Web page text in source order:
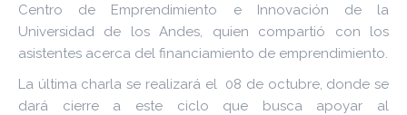
Centro de Emprendimiento e Innovación de la
Universidad de los Andes, quien compartió con los
asistentes acerca del financiamiento de emprendimiento.
La última charla se realizará el 08 de octubre, donde se
dará cierre a este ciclo que busca apoyar al